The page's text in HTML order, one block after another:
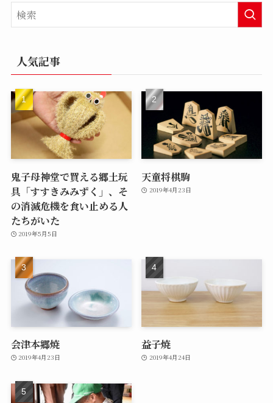
人気記事
鬼子母神堂で買える郷土玩
具「すすきみみずく」、そ
の消滅危機を食い止める人
たちがいた
2019年5月5日
天童将棋駒
2019年4月23日
会津本郷焼
2019年4月23日
益子焼
2019年4月24日